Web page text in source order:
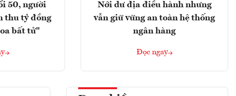
50, người
thu tỷ đồng
bất tử"
Nới dư địa điều hành nhưng
vẫn giữ vững an toàn hệ thống
ngân hàng
Đọc ngay